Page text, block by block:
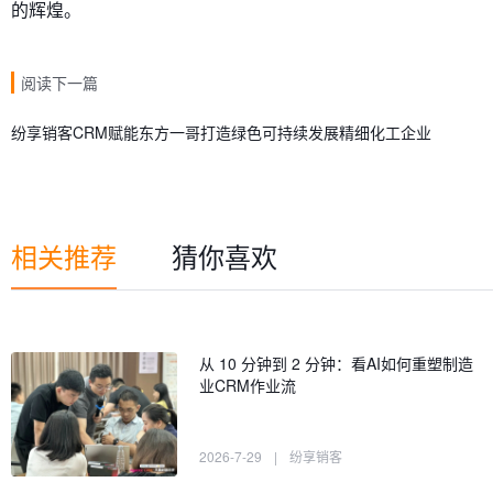
的辉煌。
阅读下一篇
纷享销客CRM赋能东方一哥打造绿色可持续发展精细化工企业
相关推荐 猜你喜欢
从 10 分钟到 2 分钟：看AI如何重塑制造
业CRM作业流
2026-7-29 | 纷享销客